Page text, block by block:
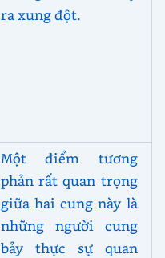
ra xung đột.
Một điểm tương
phản rất quan trọng
giữa hai cung này là
những người cung
bảy thực sự quan